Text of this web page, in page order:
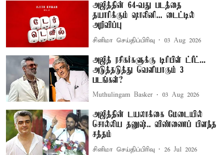
அஜித்தின் 64-வது படத்தை
தயாரிக்கும் ஷாலினி... டைட்டில்
அறிவிப்பு
சினிமா செய்திப்பிரிவு 03 Aug 2026
அஜித் ரசிகர்களுக்கு டிரிபிள் ட்ரீட்...
அடுத்தடுத்து வெளியாகும் 3
படங்கள்?
Muthulingam Basker 03 Aug 2026
அஜித்தின் டயலாக்கை மேடையில்
சொல்லிய தனுஷ்.. விண்ணைப் பிளந்த
சத்தம்
சினிமா செய்திப்பிரிவு 26 Jul 2026